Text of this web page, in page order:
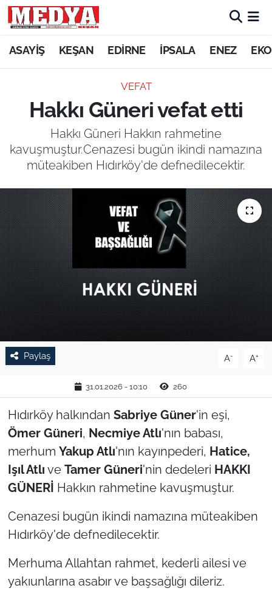
ASAYİŞ KEŞAN EDİRNE İPSALA ENEZ
VEFAT
Hakkı Güneri vefat etti
Hakkı Güneri Hakkın rahmetine
kavuşmuştur.Cenazesi bugün ikindi namazına
müteakiben Hıdırköy'de defnedilecektir.
Paylaş A- A+
31.01.2026 - 10:10 260
Hıdırköy halkından Sabriye Güner'in eşi,
Ömer Güneri, Necmiye Atlı'nın babası,
merhum Yakup Atlı'nın kayınpederi, Hatice,
Işıl Atlı ve Tamer Güneri'nin dedeleri HAKKI
GÜNERİ Hakkın rahmetine kavuşmuştur.
Cenazesi bugün ikindi namazına müteakiben
Hıdırköy'de defnedilecektir.
Merhuma Allahtan rahmet, kederli ailesi ve
yakıunlarına asabır ve başsağlığı dileriz.
KEŞAN
ASAYİŞ
SİYASET
GÜNDEM
EKONOMİ
SAĞLIK
EĞİTİM
TARIM VE HAYVANCILIK
RESMİ İLAN
YAŞAM
EDİRNE
TEKİRDAĞ
KIRKLARELİ
ÇANAKKALE